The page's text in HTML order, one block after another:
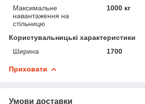
Максимальне
навантаження на
стільницю
1000 кг
Користувальницькі характеристики
Ширина
1700
Приховати
Умови доставки